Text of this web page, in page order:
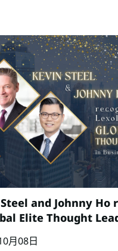
and Johnny Ho
Elite Thought
Index 2025
月08日